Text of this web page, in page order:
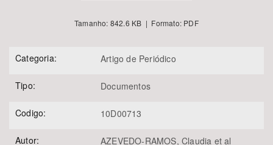
Tamanho: 842.6 KB | Formato: PDF
Categoria: Artigo de Periódico
Tipo: Documentos
Codigo: 10D00713
Autor: AZEVEDO-RAMOS, Claudia et al